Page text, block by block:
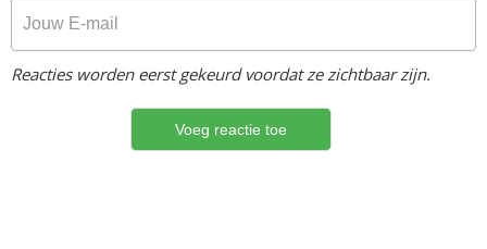
Reacties worden eerst gekeurd voordat ze zichtbaar zijn.